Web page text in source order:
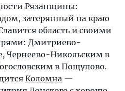
Рязанщины:
затерянный на краю
область и своими
Дмитриево-
Чернеево-Никольским в
в Пощупово.
Коломна —